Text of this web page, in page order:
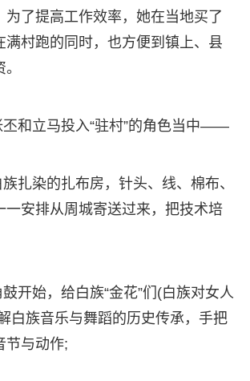
为了提高工作效率，她在当地买了
满村跑的同时，也方便到镇上、县
丕和立马投入“驻村”的角色当中——
扎染的扎布房，针头、线、棉布、
一安排从周城寄送过来，把技术培
开始，给白族“金花”们(白族对女人
白族音乐与舞蹈的历史传承，手把
节与动作;